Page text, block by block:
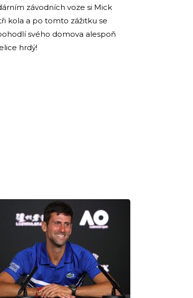
závodních voze si Mick
kola a po tomto zážitku se
svého domova alespoň
hrdý!